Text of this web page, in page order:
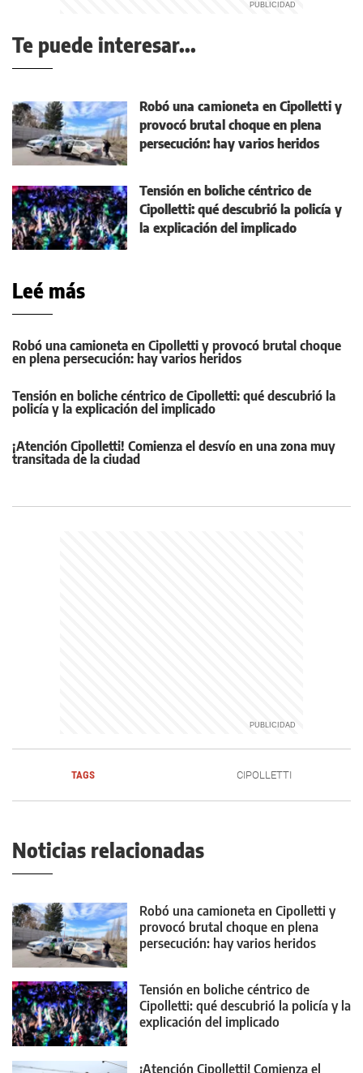
Te puede interesar...
Robó una camioneta en Cipolletti y
provocó brutal choque en plena
persecución: hay varios heridos
Tensión en boliche céntrico de
Cipolletti: qué descubrió la policía y
la explicación del implicado
Leé más
Robó una camioneta en Cipolletti y provocó brutal choque
en plena persecución: hay varios heridos
Tensión en boliche céntrico de Cipolletti: qué descubrió la
policía y la explicación del implicado
¡Atención Cipolletti! Comienza el desvío en una zona muy
transitada de la ciudad
TAGS CIPOLLETTI
Noticias relacionadas
Robó una camioneta en Cipolletti y
provocó brutal choque en plena
persecución: hay varios heridos
Tensión en boliche céntrico de
Cipolletti: qué descubrió la policía y la
explicación del implicado
¡Atención Cipolletti! Comienza el